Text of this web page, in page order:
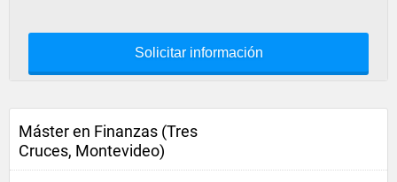
Solicitar información
Máster en Finanzas (Tres
Cruces, Montevideo)